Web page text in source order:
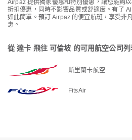
Airpaz 提供獨家優惠和特別優惠，讓您能夠
折扣優惠，同時不影響品質或舒適度。有了
如此簡單。預訂 Airpaz 的便宜航班，享受非
惠。
從 達卡 飛往 可倫坡 的可用航空公司列
斯里蘭卡航空
FitsAir